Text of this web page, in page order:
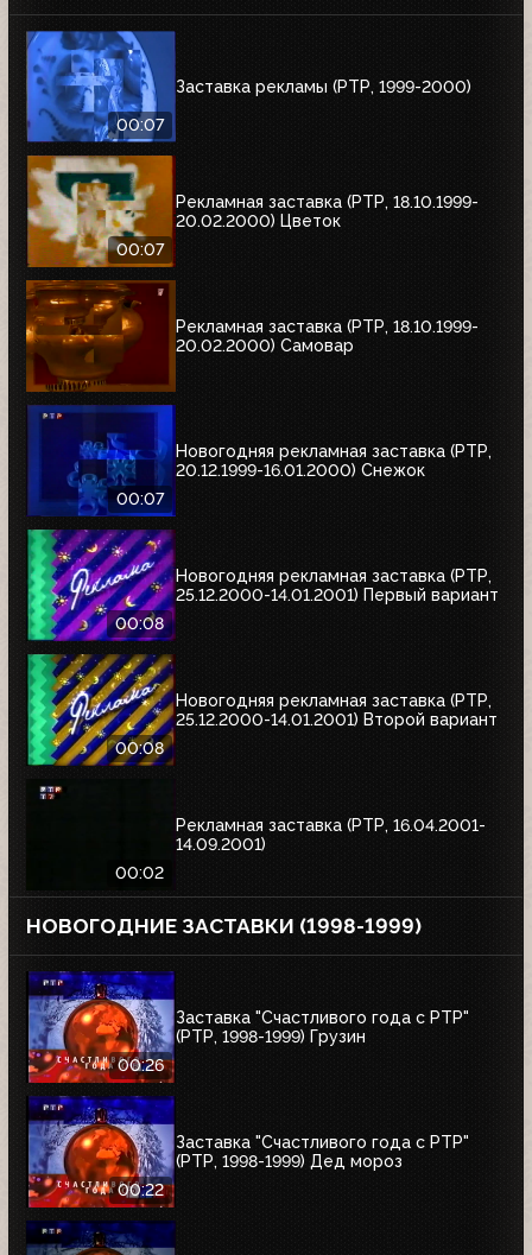
00:07
Заставка рекламы (РТР, 1999-2000)
00:07
Рекламная заставка (РТР, 18.10.1999-
20.02.2000) Цветок
Рекламная заставка (РТР, 18.10.1999-
20.02.2000) Самовар
00:07
Новогодняя рекламная заставка (РТР,
20.12.1999-16.01.2000) Снежок
00:08
Новогодняя рекламная заставка (РТР,
25.12.2000-14.01.2001) Первый вариант
00:08
Новогодняя рекламная заставка (РТР,
25.12.2000-14.01.2001) Второй вариант
00:02
Рекламная заставка (РТР, 16.04.2001-
14.09.2001)
НОВОГОДНИЕ ЗАСТАВКИ (1998-1999)
00:26
Заставка "Счастливого года с РТР"
(РТР, 1998-1999) Грузин
00:22
Заставка "Счастливого года с РТР"
(РТР, 1998-1999) Дед мороз